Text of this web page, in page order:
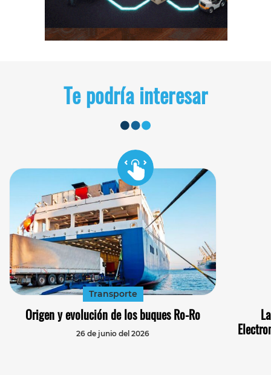
Te podría interesar
Transporte
Origen y evolución de los buques Ro-Ro
26 de junio del 2026